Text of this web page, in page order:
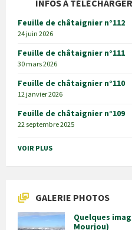
INFOS À TÉLÉCHARGER
Feuille de châtaignier n°112
24 juin 2026
Feuille de châtaignier n°111
30 mars 2026
Feuille de châtaignier n°110
12 janvier 2026
Feuille de châtaignier n°109
22 septembre 2025
VOIR PLUS
GALERIE PHOTOS
Quelques
Mourjou)